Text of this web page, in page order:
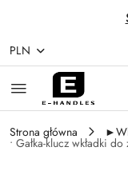
Przejdź do
Przejdź do
Przejdź do moje
Przejdź do
Przejdź do
Przejdź do
PLN
Strona główna
• Gałka-klucz wkładki do